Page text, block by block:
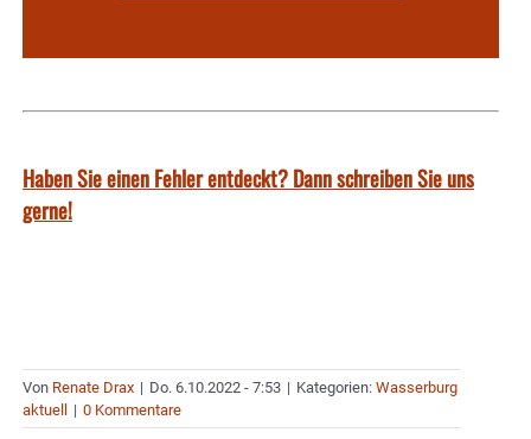
Haben Sie einen Fehler entdeckt? Dann schreiben Sie uns
gerne!
Von Renate Drax | Do. 6.10.2022 - 7:53 | Kategorien: Wasserburg
aktuell
| 0 Kommentare